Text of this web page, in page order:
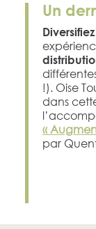
Un
!). Oise
dans
«
par